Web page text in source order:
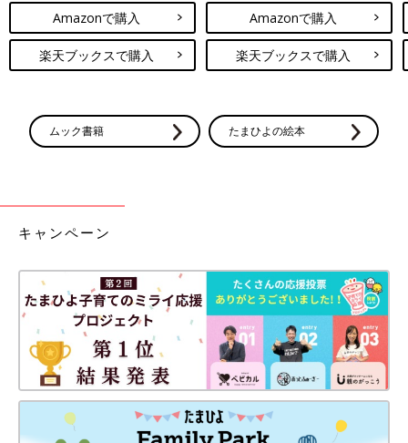
Amazonで購入
楽天ブックスで購入
Amazonで購入
楽天ブックスで購入
ムック書籍 たまひよの絵本
キャンペーン